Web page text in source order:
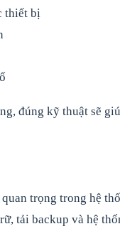
thiết bị
đúng kỹ thuật sẽ
trọng trong hệ
tải backup và hệ